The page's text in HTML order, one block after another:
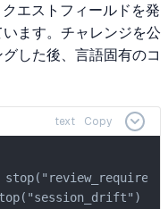
エストフィールドを発
ます。チャレンジを公
した後、言語固有のコ
text Copy